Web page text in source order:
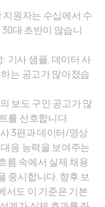
지원자는 수십에서 수
대 초반이 많습니
기사 샘플, 데이터 사
는 공고가 많아졌습
보도 구인 공고가 많
를 선호합니다.
3편과 데이터/영상
응 능력을 보여주는
름 속에서 실제 채용
중시합니다. 향후 보
서도 이 기준은 기본